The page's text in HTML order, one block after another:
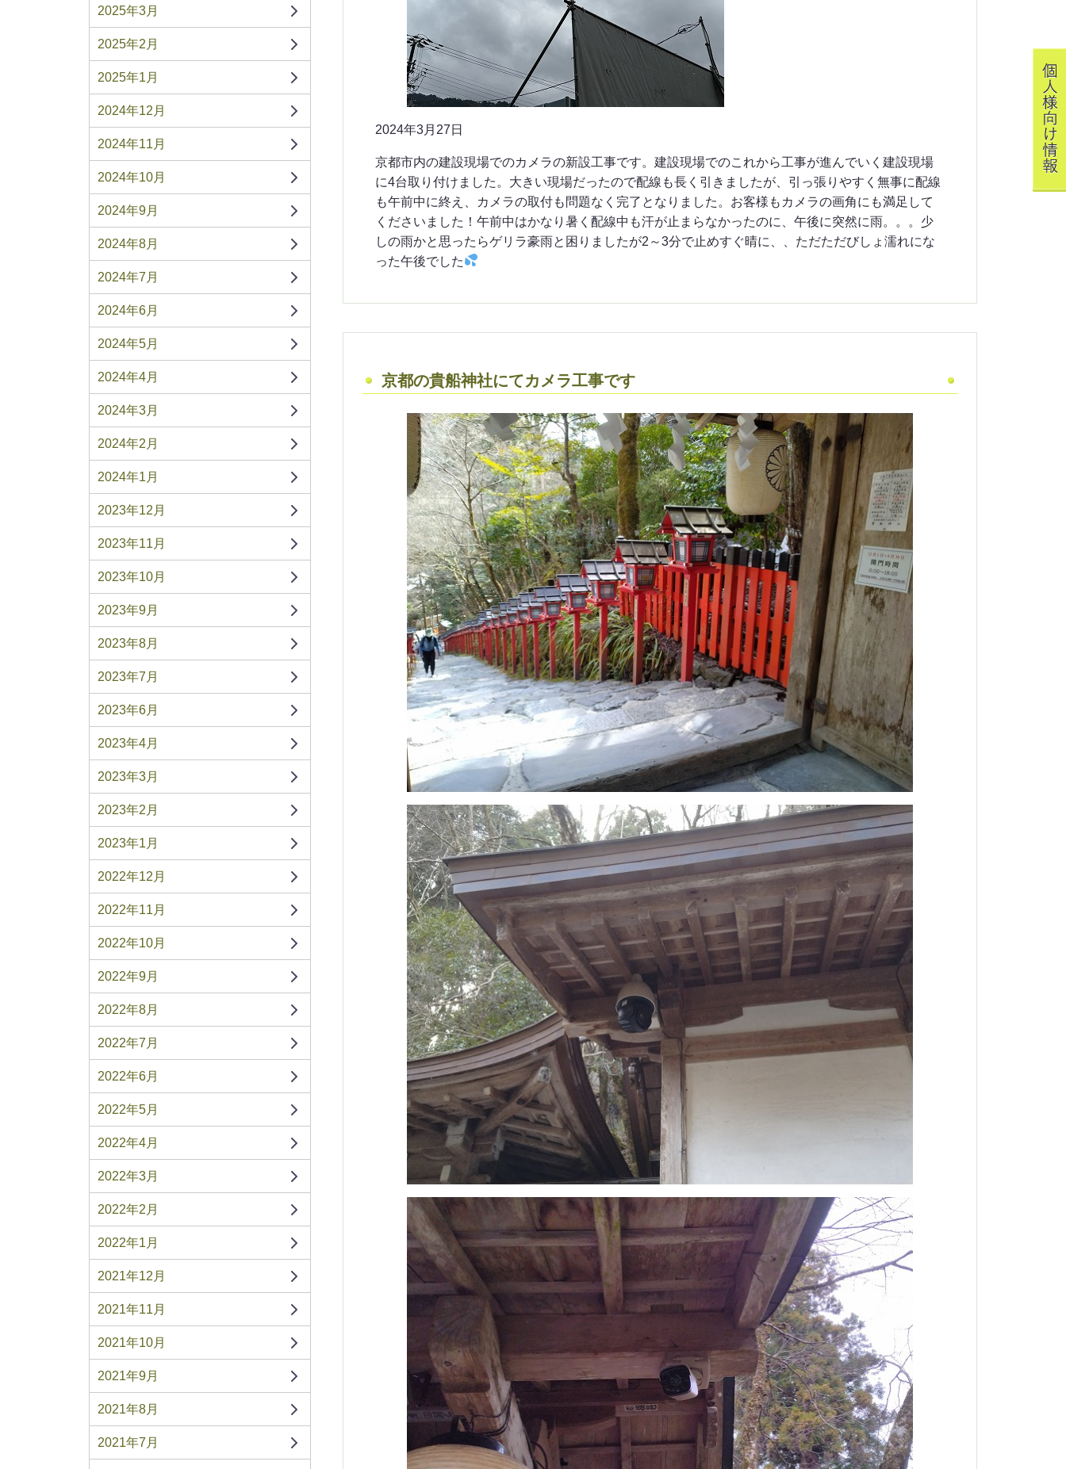
2024年3月27日
京都市内の建設現場でのカメラの新設工事です。建設現場でのこれから工事が進んでいく建設現場
に4台取り付けました。大きい現場だったので配線も長く引きましたが、引っ張りやすく無事に配線
も午前中に終え、カメラの取付も問題なく完了となりました。お客様もカメラの画角にも満足して
くださいました！午前中はかなり暑く配線中も汗が止まらなかったのに、午後に突然に雨。。。少
しの雨かと思ったらゲリラ豪雨と困りましたが2～3分で止めすぐ晴に、、ただただびしょ濡れにな
った午後でした
京都の貴船神社にてカメラ工事です
2025年3月
2025年2月
2025年1月
2024年12月
2024年11月
2024年10月
2024年9月
2024年8月
2024年7月
2024年6月
2024年5月
2024年4月
2024年3月
2024年2月
2024年1月
2023年12月
2023年11月
2023年10月
2023年9月
2023年8月
2023年7月
2023年6月
2023年4月
2023年3月
2023年2月
2023年1月
2022年12月
2022年11月
2022年10月
2022年9月
2022年8月
2022年7月
2022年6月
2022年5月
2022年4月
2022年3月
2022年2月
2022年1月
2021年12月
2021年11月
2021年10月
2021年9月
2021年8月
2021年7月